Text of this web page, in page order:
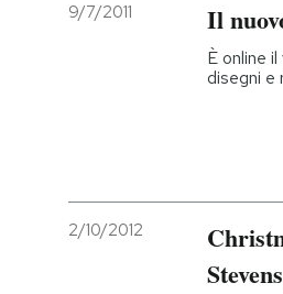
9/7/2011 Il
È online
disegni e
2/10/2012